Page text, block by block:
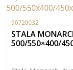
minimileveys
500x400x200mm.
90720032
STALA
500/550×400/